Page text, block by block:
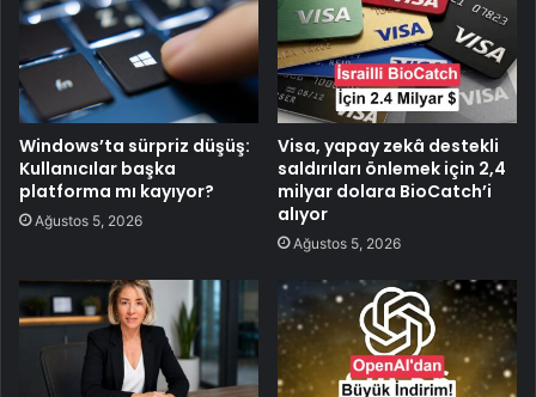
Windows’ta sürpriz düşüş:
Kullanıcılar başka
platforma mı kayıyor?
Ağustos 5, 2026
Visa, yapay zekâ destekli
saldırıları önlemek için 2,4
milyar dolara BioCatch’i
alıyor
Ağustos 5, 2026